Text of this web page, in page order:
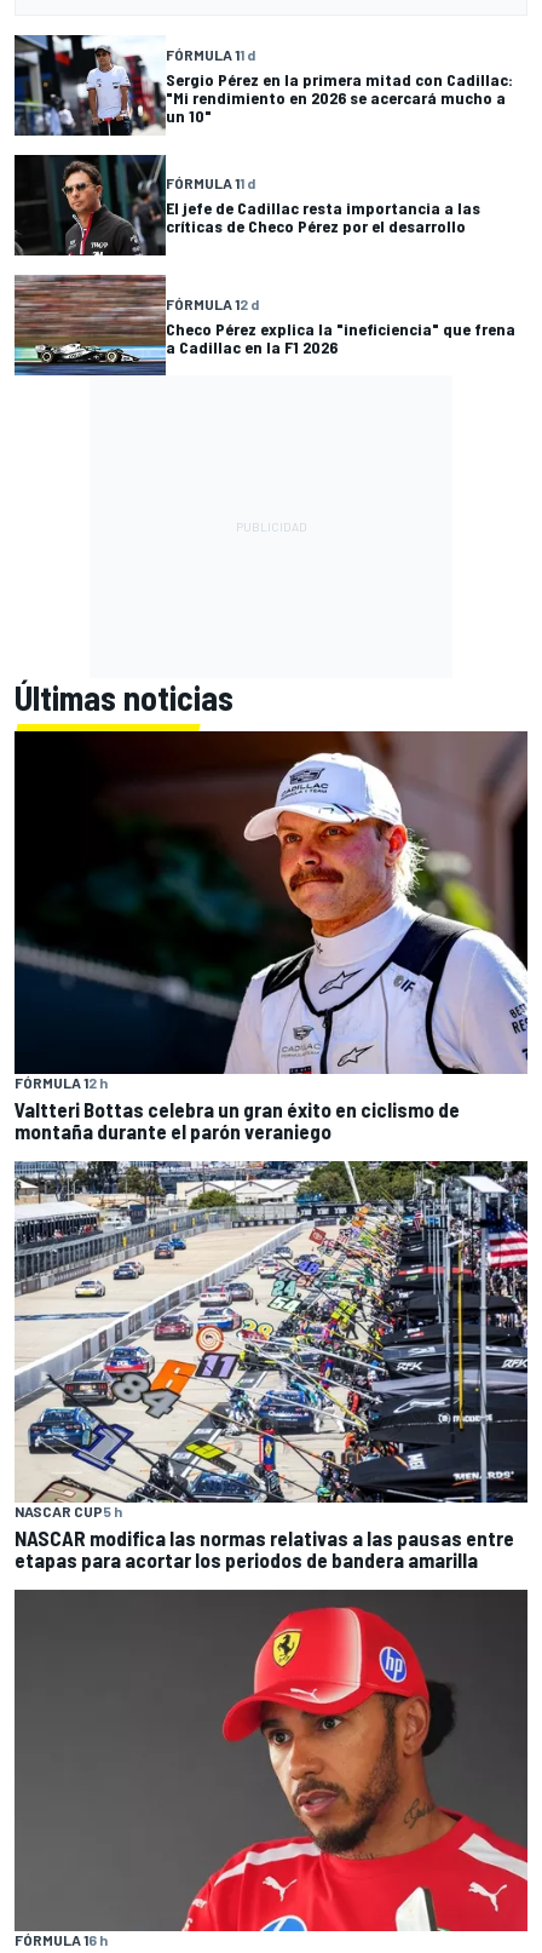
FÓRMULA 11 d
Sergio Pérez en la primera mitad con Cadillac:
"Mi rendimiento en 2026 se acercará mucho a
un 10"
FÓRMULA 11 d
El jefe de Cadillac resta importancia a las
críticas de Checo Pérez por el desarrollo
FÓRMULA 12 d
Checo Pérez explica la "ineficiencia" que frena
a Cadillac en la F1 2026
Últimas noticias
FÓRMULA 12 h
Valtteri Bottas celebra un gran éxito en ciclismo de
montaña durante el parón veraniego
NASCAR CUP5 h
NASCAR modifica las normas relativas a las pausas entre
etapas para acortar los periodos de bandera amarilla
FÓRMULA 16 h